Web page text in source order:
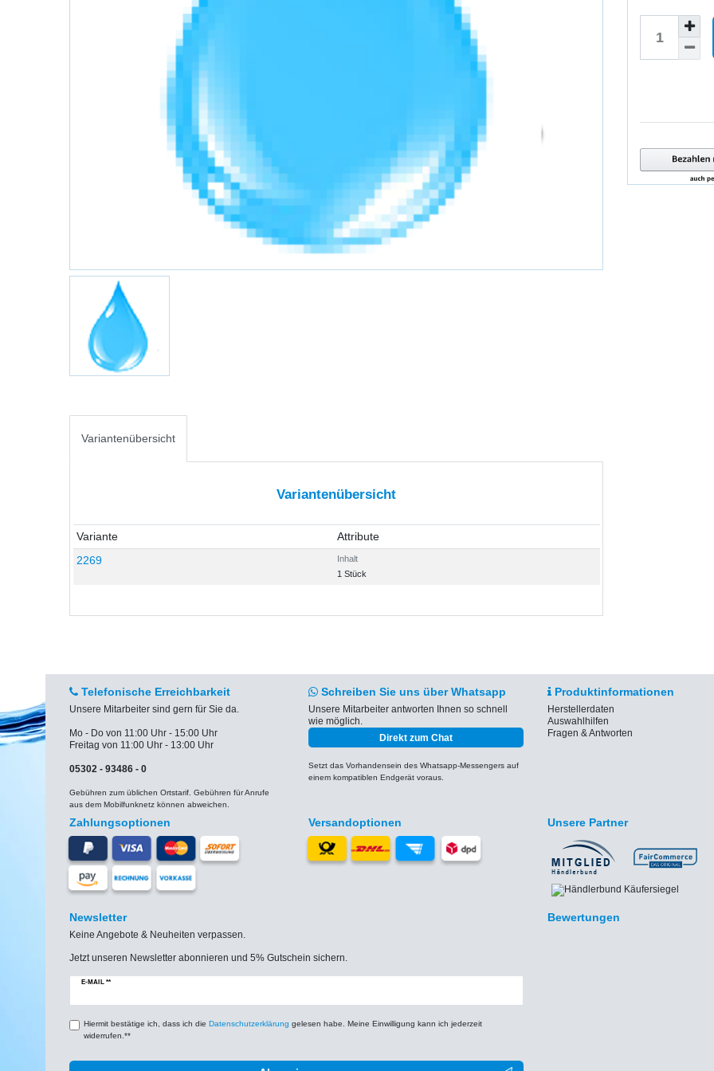
Variantenübersicht
Variantenübersicht
Variante
Attribute
2269
Inhalt
1 Stück
Telefonische Erreichbarkeit
Unsere Mitarbeiter sind gern für Sie da.
Mo - Do von 11:00 Uhr - 15:00 Uhr
Freitag von 11:00 Uhr - 13:00 Uhr
05302 - 93486 - 0
Gebühren zum üblichen Ortstarif. Gebühren für Anrufe
aus dem Mobilfunknetz können abweichen.
Schreiben Sie uns über Whatsapp
Unsere Mitarbeiter antworten Ihnen so schnell
wie möglich.
Direkt zum Chat
Setzt das Vorhandensein des Whatsapp-Messengers auf
einem kompatiblen Endgerät voraus.
Produktinformationen
Herstellerdaten
Auswahlhilfen
Fragen & Antworten
Zahlungsoptionen Versandoptionen Unsere Partner
Newsletter
Keine Angebote & Neuheiten verpassen.
Jetzt unseren Newsletter abonnieren und 5% Gutschein sichern.
E-MAIL **
Newsletter
Hiermit bestätige ich, dass ich die Daten­schutz­erklärung gelesen habe. Meine Einwilligung kann ich jederzeit
widerrufen.**
Bewertungen